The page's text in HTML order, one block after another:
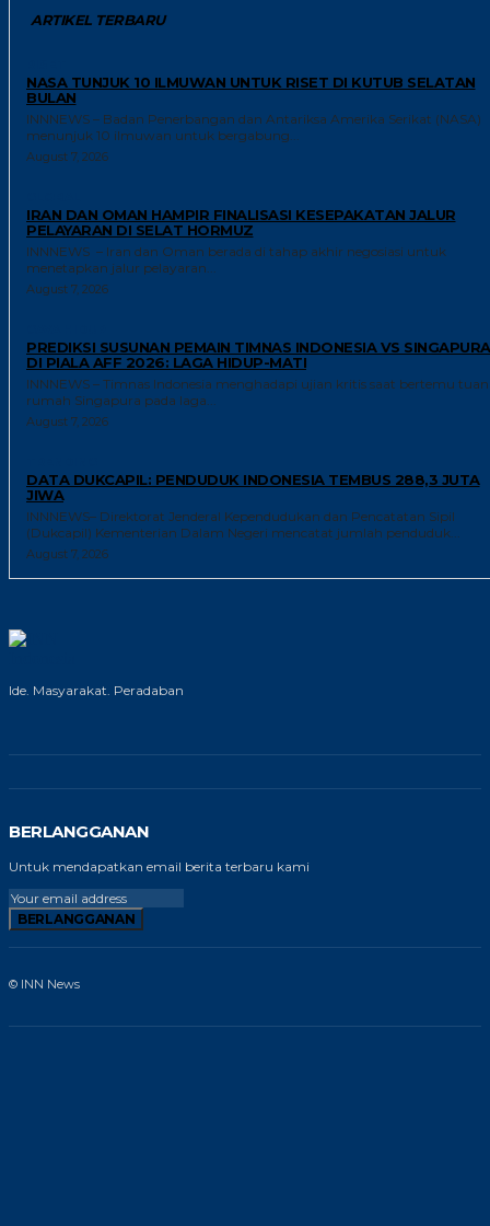
ARTIKEL TERBARU
NASA TUNJUK 10 ILMUWAN UNTUK RISET DI KUTUB SELATAN
BULAN
INNNEWS – Badan Penerbangan dan Antariksa Amerika Serikat (NASA)
menunjuk 10 ilmuwan untuk bergabung...
August 7, 2026
IRAN DAN OMAN HAMPIR FINALISASI KESEPAKATAN JALUR
PELAYARAN DI SELAT HORMUZ
INNNEWS – Iran dan Oman berada di tahap akhir negosiasi untuk
menetapkan jalur pelayaran...
August 7, 2026
PREDIKSI SUSUNAN PEMAIN TIMNAS INDONESIA VS SINGAPURA
DI PIALA AFF 2026: LAGA HIDUP-MATI
INNNEWS – Timnas Indonesia menghadapi ujian kritis saat bertemu tuan
rumah Singapura pada laga...
August 7, 2026
DATA DUKCAPIL: PENDUDUK INDONESIA TEMBUS 288,3 JUTA
JIWA
INNNEWS– Direktorat Jenderal Kependudukan dan Pencatatan Sipil
(Dukcapil) Kementerian Dalam Negeri mencatat jumlah penduduk...
August 7, 2026
Ide. Masyarakat. Peradaban
BERLANGGANAN
Untuk mendapatkan email berita terbaru kami
BERLANGGANAN
© INN News